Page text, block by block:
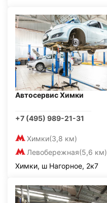
Автосервис Химки
+7 (495) 989-21-31
Химки(3,8 км)
Левобережная(5,6 км)
Химки, ш Нагорное, 2к7